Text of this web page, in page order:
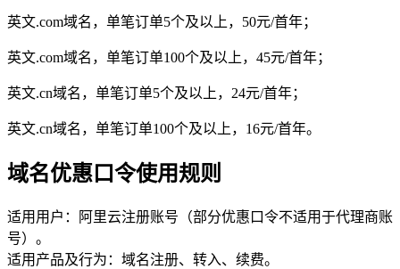
英文.com域名，单笔订单5个及以上，50元/首年；
英文.com域名，单笔订单100个及以上，45元/首年；
英文.cn域名，单笔订单5个及以上，24元/首年；
英文.cn域名，单笔订单100个及以上，16元/首年。
域名优惠口令使用规则
适用用户：阿里云注册账号（部分优惠口令不适用于代理商账
号）。
适用产品及行为：域名注册、转入、续费。